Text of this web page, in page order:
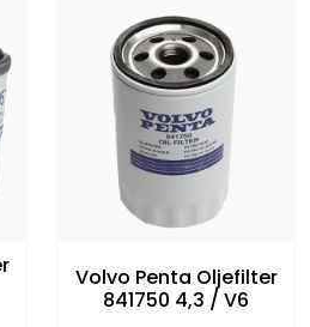
Volvo Penta Oljefilter
841750 4,3 / V6